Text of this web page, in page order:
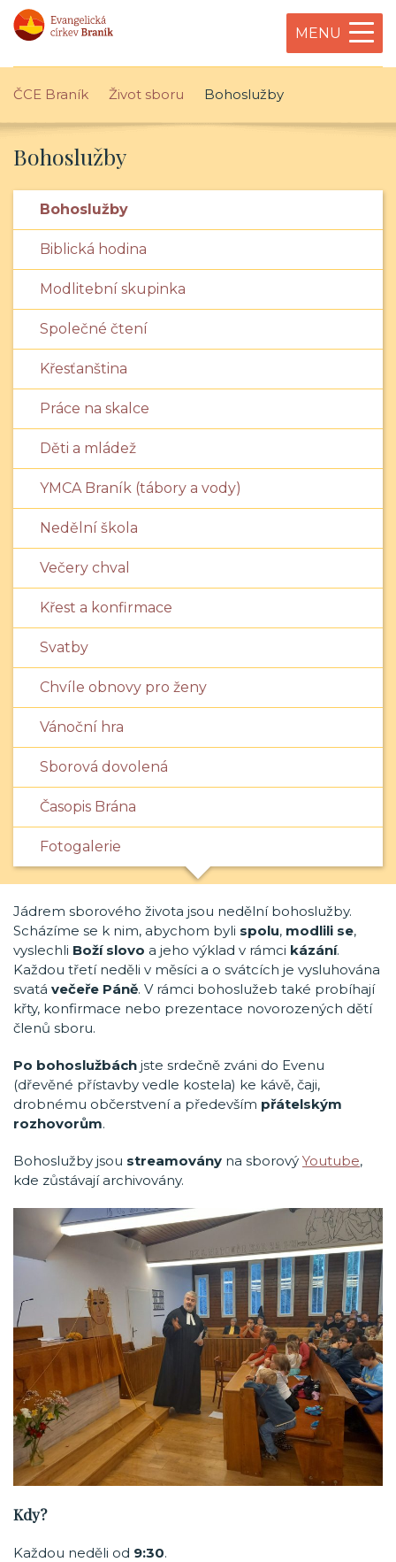
MENU
ČCE Braník Život sboru Bohoslužby
Bohoslužby
Bohoslužby
Biblická hodina
Modlitební skupinka
Společné čtení
Křesťanština
Práce na skalce
Děti a mládež
YMCA Braník (tábory a vody)
Nedělní škola
Večery chval
Křest a konfirmace
Svatby
Chvíle obnovy pro ženy
Vánoční hra
Sborová dovolená
Časopis Brána
Fotogalerie
Jádrem sborového života jsou nedělní bohoslužby.
Scházíme se k nim, abychom byli spolu, modlili se,
vyslechli Boží slovo a jeho výklad v rámci kázání.
Každou třetí neděli v měsíci a o svátcích je vysluhována
svatá večeře Páně. V rámci bohoslužeb také probíhají
křty, konfirmace nebo prezentace novorozených dětí
členů sboru.
Po bohoslužbách jste srdečně zváni do Evenu
(dřevěné přístavby vedle kostela) ke kávě, čaji,
drobnému občerstvení a především přátelským
rozhovorům.
Bohoslužby jsou streamovány na sborový Youtube,
kde zůstávají archivovány.
Kdy?
Každou neděli od 9:30.